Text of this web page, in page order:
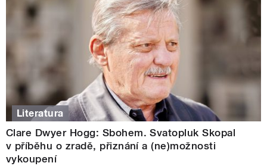
Literatura
Clare Dwyer Hogg: Sbohem. Svatopluk Skopal
v příběhu o zradě, přiznání a (ne)možnosti
vykoupení